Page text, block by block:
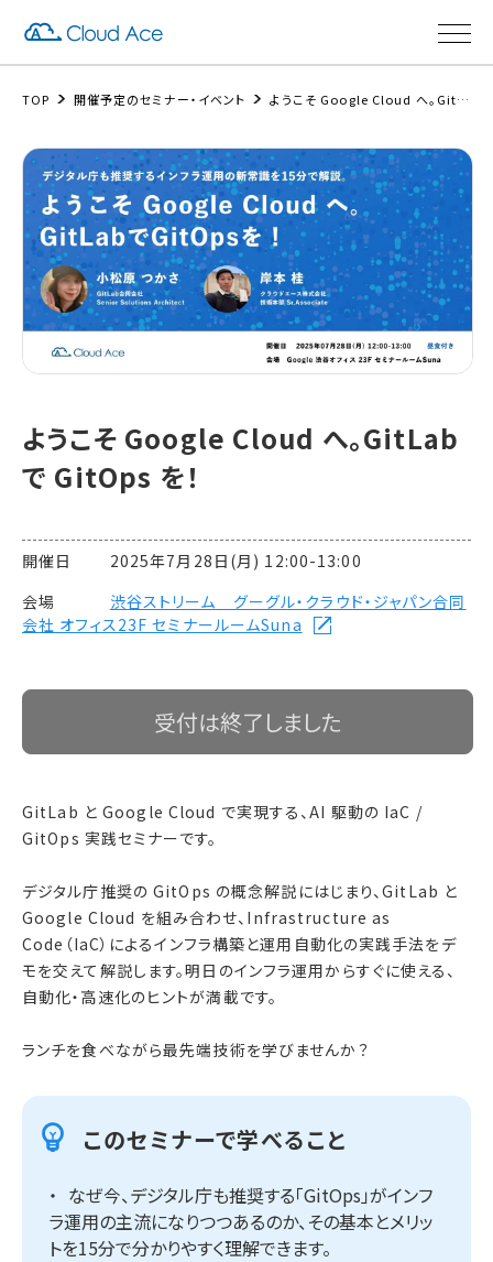
TOP 開催予定のセミナー・イベント ようこそ Google Cloud へ。GitLab で GitOps を！
ようこそ Google Cloud へ。GitLab
で GitOps を！
開催日 2025年7月28日(月) 12:00-13:00
会場 渋谷ストリーム グーグル・クラウド・ジャパン合同
会社 オフィス23F セミナールームSuna
受付は終了しました
GitLab と Google Cloud で実現する、AI 駆動の IaC /
GitOps 実践セミナーです。
デジタル庁推奨の GitOps の概念解説にはじまり、GitLab と
Google Cloud を組み合わせ、Infrastructure as
Code（IaC）によるインフラ構築と運用自動化の実践手法をデ
モを交えて解説します。明日のインフラ運用からすぐに使える、
自動化・高速化のヒントが満載です。
ランチを食べながら最先端技術を学びませんか？
このセミナーで学べること
なぜ今、デジタル庁も推奨する「GitOps」がインフ
ラ運用の主流になりつつあるのか、その基本とメリッ
トを15分で分かりやすく理解できます。